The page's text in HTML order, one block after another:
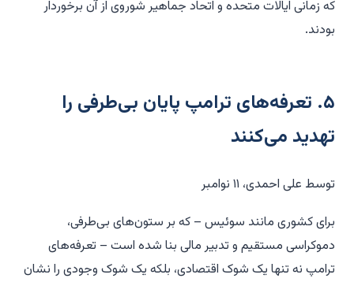
که زمانی ایالات متحده و اتحاد جماهیر شوروی از آن برخوردار
بودند.
۵. تعرفه‌های ترامپ پایان بی‌طرفی را
تهدید می‌کنند
توسط علی احمدی، ۱۱ نوامبر
برای کشوری مانند سوئیس – که بر ستون‌های بی‌طرفی،
دموکراسی مستقیم و تدبیر مالی بنا شده است – تعرفه‌های
ترامپ نه تنها یک شوک اقتصادی، بلکه یک شوک وجودی را نشان